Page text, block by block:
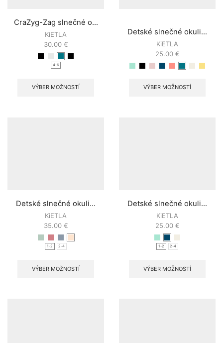
CraZyg-Zag slnečné o...
KiETLA
30.00 €
4-6
VÝBER MOŽNOSTÍ
Detské slnečné okuli...
KiETLA
25.00 €
VÝBER MOŽNOSTÍ
Detské slnečné okuli...
KiETLA
35.00 €
1-2 2-4
VÝBER MOŽNOSTÍ
Detské slnečné okuli...
KiETLA
25.00 €
1-2 2-4
VÝBER MOŽNOSTÍ